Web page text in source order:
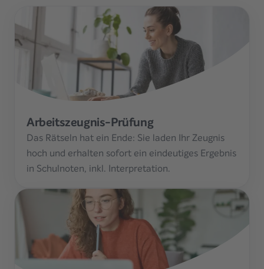
Arbeitszeugnis-Prüfung
Das Rätseln hat ein Ende: Sie laden Ihr Zeugnis
hoch und erhalten sofort ein eindeutiges Ergebnis
in Schulnoten, inkl. Interpretation.